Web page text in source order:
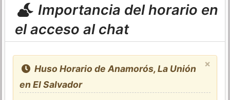
Importancia del horario en
el acceso al chat
×
Huso Horario de Anamorós, La Unión
en El Salvador